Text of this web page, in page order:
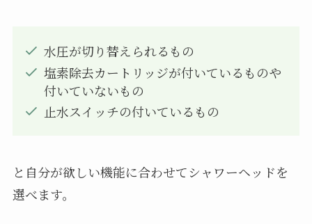
水圧が切り替えられるもの
塩素除去カートリッジが付いているものや
付いていないもの
止水スイッチの付いているもの
と自分が欲しい機能に合わせてシャワーヘッドを
選べます。